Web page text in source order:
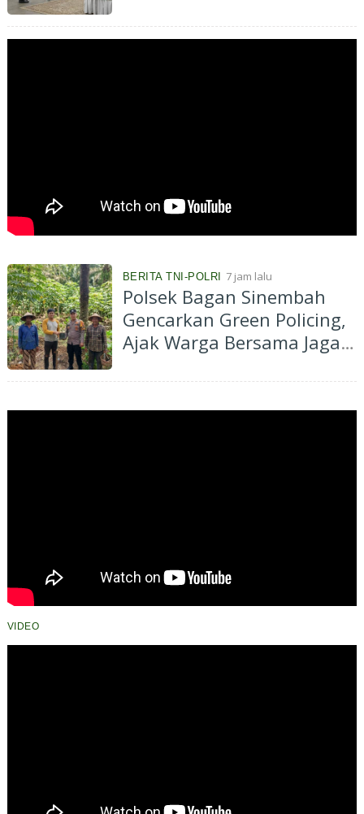
Masyarakat
BERITA TNI-POLRI 7 jam lalu
Polsek Bagan Sinembah
Gencarkan Green Policing,
Ajak Warga Bersama Jaga
VIDEO